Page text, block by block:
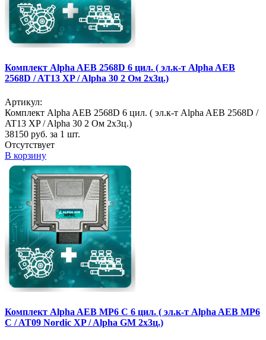
Комплект Alpha AEB 2568D 6 цил. ( эл.к-т Alpha AEB
2568D / AT13 XP / Alpha 30 2 Ом 2х3ц.)
Артикул:
Комплект Alpha AEB 2568D 6 цил. ( эл.к-т Alpha AEB 2568D /
AT13 XP / Alpha 30 2 Ом 2х3ц.)
38150 руб. за 1 шт.
Отсутствует
В корзину
Комплект Alpha AEB MP6 C 6 цил. ( эл.к-т Alpha AEB MP6
C / AT09 Nordic XP / Alpha GM 2х3ц.)